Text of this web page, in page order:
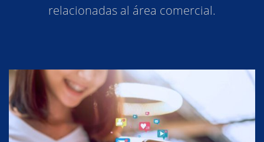
relacionadas al área comercial.